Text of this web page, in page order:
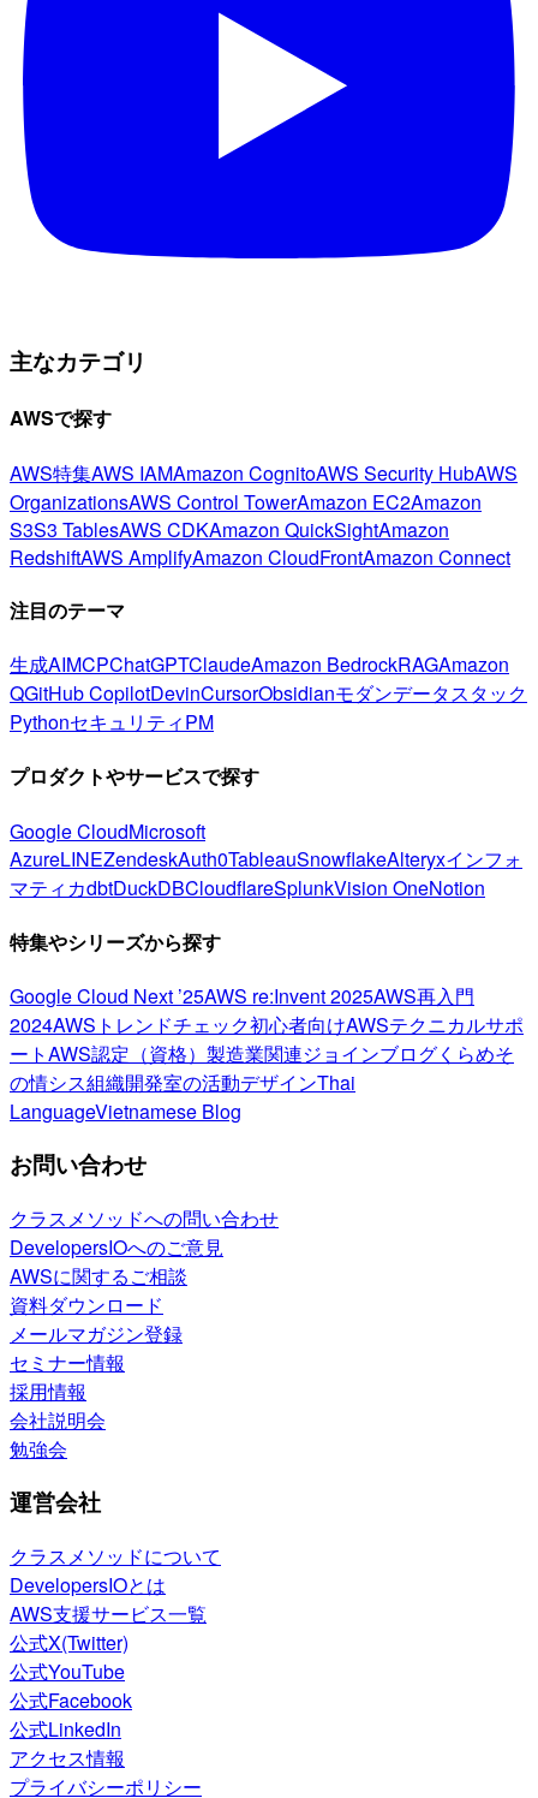
主なカテゴリ
AWSで探す
AWS特集AWS IAMAmazon CognitoAWS Security HubAWS
OrganizationsAWS Control TowerAmazon EC2Amazon
S3S3 TablesAWS CDKAmazon QuickSightAmazon
RedshiftAWS AmplifyAmazon CloudFrontAmazon Connect
注目のテーマ
生成AIMCPChatGPTClaudeAmazon BedrockRAGAmazon
QGitHub CopilotDevinCursorObsidianモダンデータスタック
PythonセキュリティPM
プロダクトやサービスで探す
Google CloudMicrosoft
AzureLINEZendeskAuth0TableauSnowflakeAlteryxインフォ
マティカdbtDuckDBCloudflareSplunkVision OneNotion
特集やシリーズから探す
Google Cloud Next ’25AWS re:Invent 2025AWS再入門
2024AWSトレンドチェック初心者向けAWSテクニカルサポ
ートAWS認定（資格） 製造業関連ジョインブログくらめそ
の情シス組織開発室の活動デザインThai
LanguageVietnamese Blog
お問い合わせ
クラスメソッドへの問い合わせ
DevelopersIOへのご意見
AWSに関するご相談
資料ダウンロード
メールマガジン登録
セミナー情報
採用情報
会社説明会
勉強会
運営会社
クラスメソッドについて
DevelopersIOとは
AWS支援サービス一覧
公式X(Twitter)
公式YouTube
公式Facebook
公式LinkedIn
アクセス情報
プライバシーポリシー